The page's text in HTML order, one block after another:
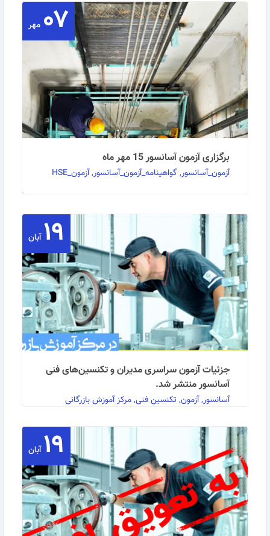
۰۷ مهر
برگزاری آزمون آسانسور 15 مهر ماه
آزمون_آسانسور, گواهینامه_آزمون_آسانسور, آزمون_HSE
به اطلاع کلیه علاقمندان به شرکت در آزمونهای مدیرفنی و
تکنسین فنی آسانسور می رساند طبق تفاهم نامه ای …
ادامه مطلب
۱۹ آبان
جزئیات آزمون سراسری مدیران و تکنسین‌های فنی
آسانسور منتشر شد.
آسانسور, آزمون, تکنسین فنی, مرکز آموزش بازرگانی
به اطلاع کلیه علاقمندان به شرکت در آزمونهای مدیران و
تکنسین های فنی آسانسور می رساند طبق تفاهم نامه …
ادامه مطلب
۱۹ آبان